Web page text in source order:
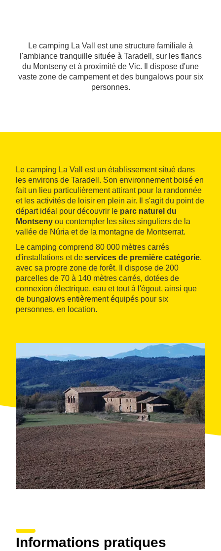
Le camping La Vall est une structure familiale à
l'ambiance tranquille située à Taradell, sur les flancs
du Montseny et à proximité de Vic. Il dispose d'une
vaste zone de campement et des bungalows pour six
personnes.
Le camping La Vall est un établissement situé dans
les environs de Taradell. Son environnement boisé en
fait un lieu particulièrement attirant pour la randonnée
et les activités de loisir en plein air. Il s'agit du point de
départ idéal pour découvrir le parc naturel du
Montseny ou contempler les sites singuliers de la
vallée de Núria et de la montagne de Montserrat.
Le camping comprend 80 000 mètres carrés
d'installations et de services de première catégorie,
avec sa propre zone de forêt. Il dispose de 200
parcelles de 70 à 140 mètres carrés, dotées de
connexion électrique, eau et tout à l'égout, ainsi que
de bungalows entièrement équipés pour six
personnes, en location.
Informations pratiques